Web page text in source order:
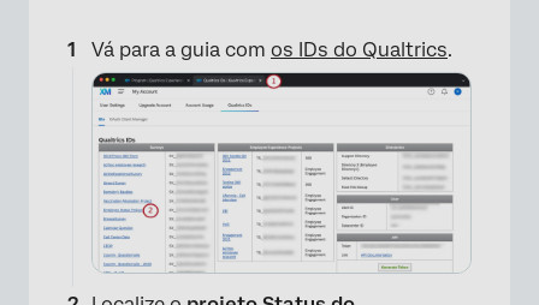
×
Vá para a guia com os IDs do Qualtrics.